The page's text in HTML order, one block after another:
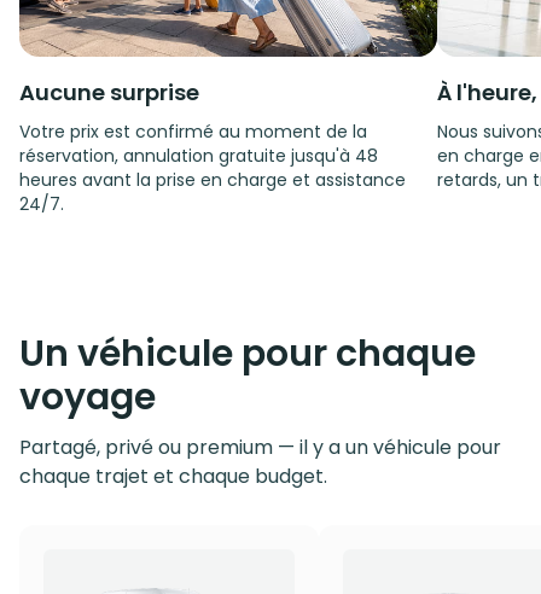
Aucune surprise
Votre prix est confirmé au moment de la
réservation, annulation gratuite jusqu'à 48
heures avant la prise en charge et assistance
24/7.
À
Nous
en charge
retards, un
Un véhicule pour chaque
voyage
Partagé, privé ou premium — il y a un véhicule pour
chaque trajet et chaque budget.